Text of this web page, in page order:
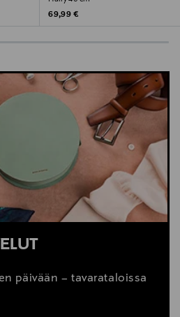
Original Price
69,99 €
päivään – tavarataloissa